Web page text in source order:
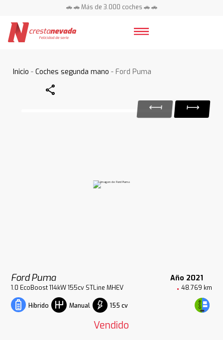
🚗 🚗 Más de 3.000 coches 🚗 🚗
Inicio -Coches segunda mano - Ford Puma
Share
Ford Puma Año 2021
1.0 EcoBoost 114kW 155cv STLine MHEV 48.769 km
Híbrido Manual 155 cv
Vendido